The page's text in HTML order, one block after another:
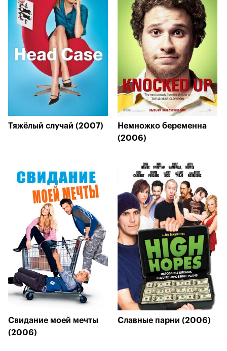
Тяжёлый случай (2007)
Немножко беременна
(2006)
Свидание моей мечты
(2006)
Славные парни (2006)